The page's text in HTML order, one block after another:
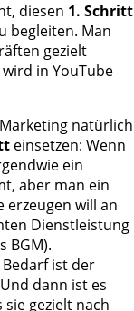
diesen 1. Schritt
begleiten. Man
gezielt
in YouTube
natürlich
einsetzen: Wenn
ein
aber man ein
erzeugen will an
Dienstleistung
BGM).
ist der
dann ist es
gezielt nach